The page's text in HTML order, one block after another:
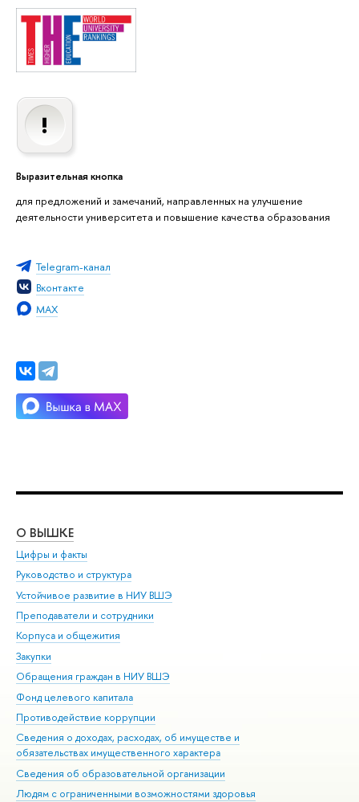
Выразительная кнопка
для предложений и замечаний, направленных на улучшение
деятельности университета и повышение качества образования
Telegram-канал
Вконтакте
MAX
О ВЫШКЕ
Цифры и факты
Руководство и структура
Устойчивое развитие в НИУ ВШЭ
Преподаватели и сотрудники
Корпуса и общежития
Закупки
Обращения граждан в НИУ ВШЭ
Фонд целевого капитала
Противодействие коррупции
Сведения о доходах, расходах, об имуществе и
обязательствах имущественного характера
Сведения об образовательной организации
Людям с ограниченными возможностями здоровья